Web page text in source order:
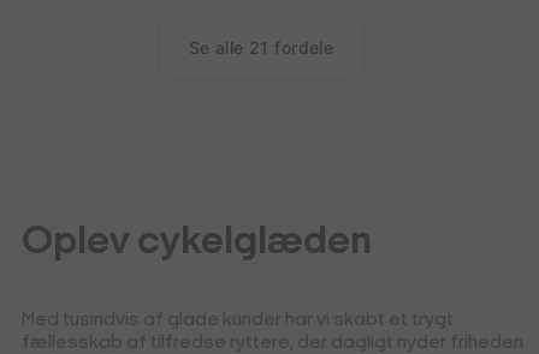
Se alle 21 fordele
Oplev cykelglæden